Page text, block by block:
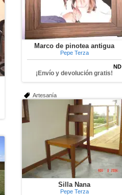
Marco de pinotea antigua
Pepe Terza
ND
¡Envío y devolución gratis!
Artesanía
Silla Nana
Pepe Terza